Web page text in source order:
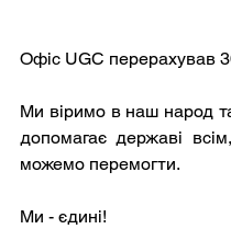
Офіс UGC перерахував
Ми віримо в наш народ
допомагає державі
можемо перемогти.
Ми - єдині!